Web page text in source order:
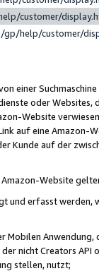
customer/
help/customer/
einer
oder Websites,
Website
auf eine
Kunde auf der
Website
erfasst werden,
Mobilen
nicht Creators
stellen, nutzt;